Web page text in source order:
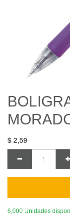
$ 2,59
6,000 Unidades